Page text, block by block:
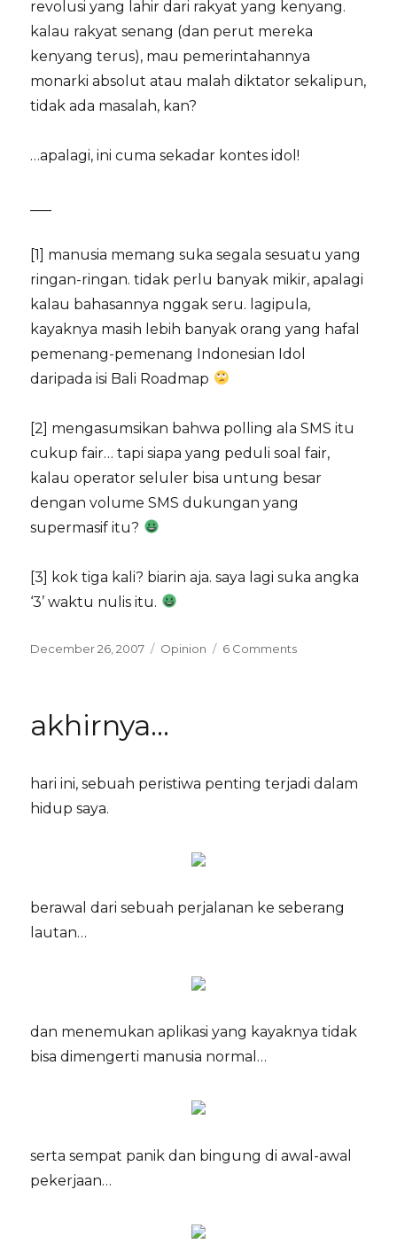
revolusi yang lahir dari rakyat yang kenyang.
kalau rakyat senang (dan perut mereka
kenyang terus), mau pemerintahannya
monarki absolut atau malah diktator sekalipun,
tidak ada masalah, kan?
…apalagi, ini cuma sekadar kontes idol!
[1] manusia memang suka segala sesuatu yang
ringan-ringan. tidak perlu banyak mikir, apalagi
kalau bahasannya nggak seru. lagipula,
kayaknya masih lebih banyak orang yang hafal
pemenang-pemenang Indonesian Idol
daripada isi Bali Roadmap
[2] mengasumsikan bahwa polling ala SMS itu
cukup fair… tapi siapa yang peduli soal fair,
kalau operator seluler bisa untung besar
dengan volume SMS dukungan yang
supermasif itu?
[3] kok tiga kali? biarin aja. saya lagi suka angka
‘3’ waktu nulis itu.
Posted
December 26, 2007 Categories
Opinion 6 Commentson
akhirnya…
hari ini, sebuah peristiwa penting terjadi dalam
hidup saya.
berawal dari sebuah perjalanan ke seberang
lautan…
dan menemukan aplikasi yang kayaknya tidak
bisa dimengerti manusia normal…
serta sempat panik dan bingung di awal-awal
pekerjaan…